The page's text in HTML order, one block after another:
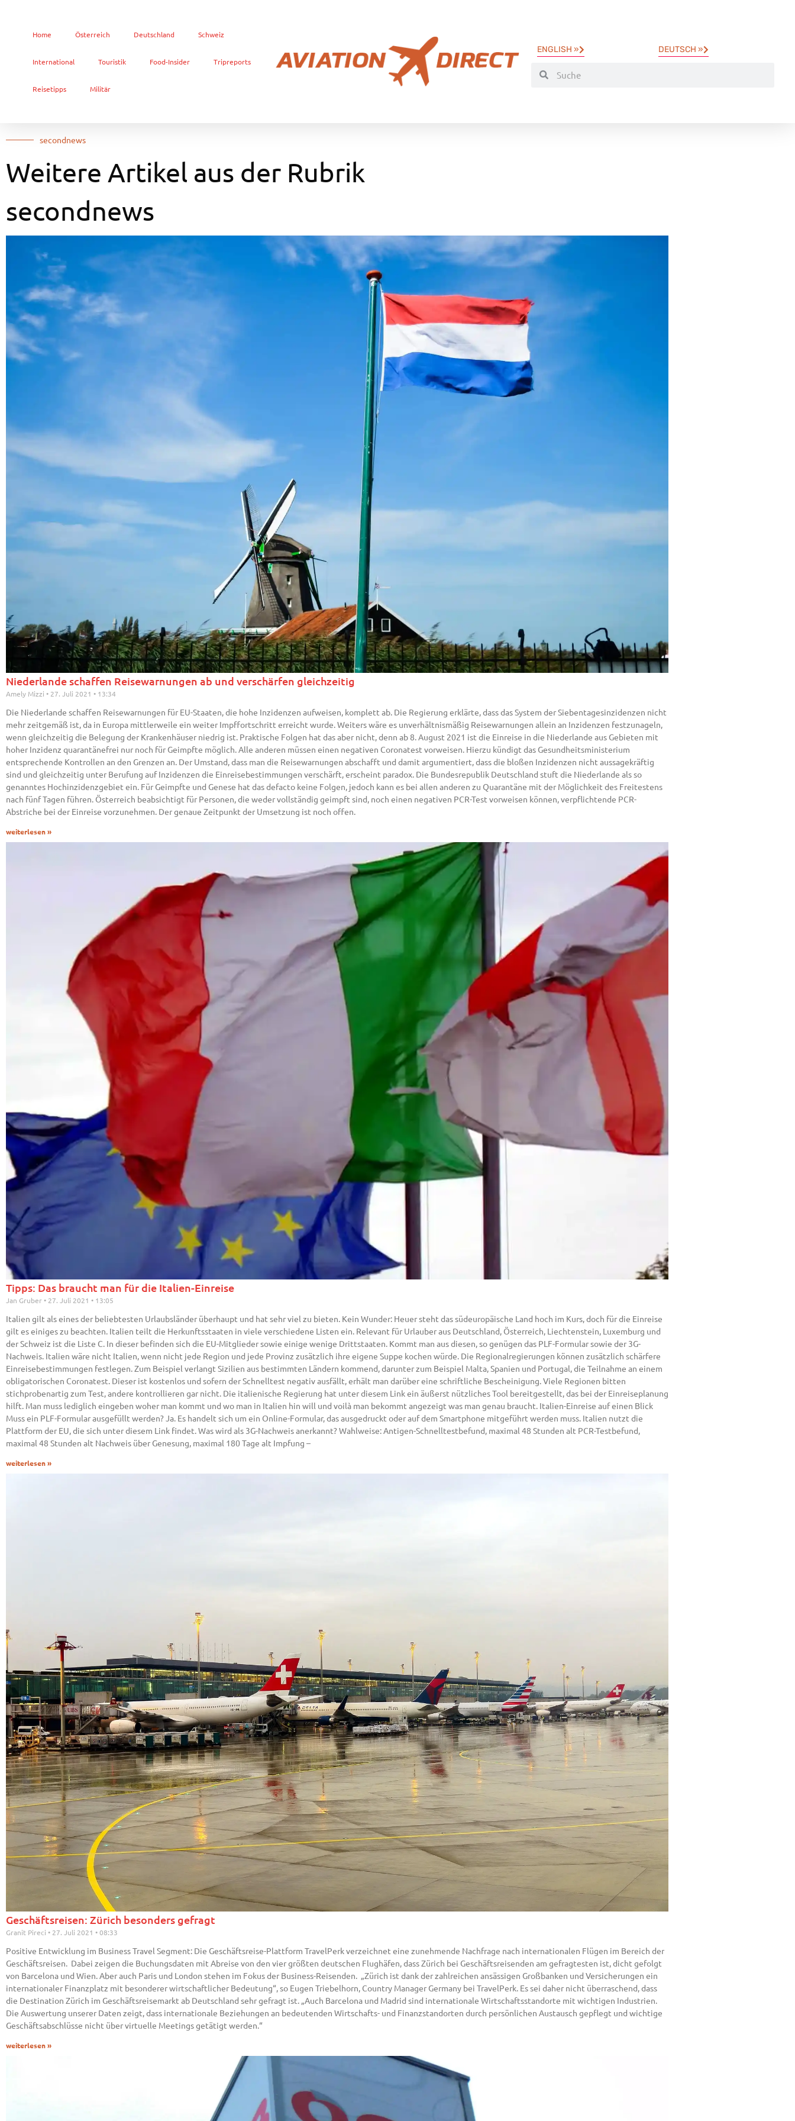
Home Österreich Deutschland Schweiz
International Touristik Food-Insider Tripreports
Reisetipps Militär
ENGLISH » DEUTSCH »
secondnews
Weitere Artikel aus der Rubrik
secondnews
Niederlande schaffen Reisewarnungen ab und verschärfen gleichzeitig
Amely Mizzi 27. Juli 2021 13:34
Die Niederlande schaffen Reisewarnungen für EU-Staaten, die hohe Inzidenzen aufweisen, komplett ab. Die Regierung erklärte, dass das System der Siebentagesinzidenzen nicht
mehr zeitgemäß ist, da in Europa mittlerweile ein weiter Impffortschritt erreicht wurde. Weiters wäre es unverhältnismäßig Reisewarnungen allein an Inzidenzen festzunageln,
wenn gleichzeitig die Belegung der Krankenhäuser niedrig ist. Praktische Folgen hat das aber nicht, denn ab 8. August 2021 ist die Einreise in die Niederlande aus Gebieten mit
hoher Inzidenz quarantänefrei nur noch für Geimpfte möglich. Alle anderen müssen einen negativen Coronatest vorweisen. Hierzu kündigt das Gesundheitsministerium
entsprechende Kontrollen an den Grenzen an. Der Umstand, dass man die Reisewarnungen abschafft und damit argumentiert, dass die bloßen Inzidenzen nicht aussagekräftig
sind und gleichzeitig unter Berufung auf Inzidenzen die Einreisebestimmungen verschärft, erscheint paradox. Die Bundesrepublik Deutschland stuft die Niederlande als so
genanntes Hochinzidenzgebiet ein. Für Geimpfte und Genese hat das defacto keine Folgen, jedoch kann es bei allen anderen zu Quarantäne mit der Möglichkeit des Freitestens
nach fünf Tagen führen. Österreich beabsichtigt für Personen, die weder vollständig geimpft sind, noch einen negativen PCR-Test vorweisen können, verpflichtende PCR-
Abstriche bei der Einreise vorzunehmen. Der genaue Zeitpunkt der Umsetzung ist noch offen.
weiterlesen »
Tipps: Das braucht man für die Italien-Einreise
Jan Gruber 27. Juli 2021 13:05
Italien gilt als eines der beliebtesten Urlaubsländer überhaupt und hat sehr viel zu bieten. Kein Wunder: Heuer steht das südeuropäische Land hoch im Kurs, doch für die Einreise
gilt es einiges zu beachten. Italien teilt die Herkunftsstaaten in viele verschiedene Listen ein. Relevant für Urlauber aus Deutschland, Österreich, Liechtenstein, Luxemburg und
der Schweiz ist die Liste C. In dieser befinden sich die EU-Mitglieder sowie einige wenige Drittstaaten. Kommt man aus diesen, so genügen das PLF-Formular sowie der 3G-
Nachweis. Italien wäre nicht Italien, wenn nicht jede Region und jede Provinz zusätzlich ihre eigene Suppe kochen würde. Die Regionalregierungen können zusätzlich schärfere
Einreisebestimmungen festlegen. Zum Beispiel verlangt Sizilien aus bestimmten Ländern kommend, darunter zum Beispiel Malta, Spanien und Portugal, die Teilnahme an einem
obligatorischen Coronatest. Dieser ist kostenlos und sofern der Schnelltest negativ ausfällt, erhält man darüber eine schriftliche Bescheinigung. Viele Regionen bitten
stichprobenartig zum Test, andere kontrollieren gar nicht. Die italienische Regierung hat unter diesem Link ein äußerst nützliches Tool bereitgestellt, das bei der Einreiseplanung
hilft. Man muss lediglich eingeben woher man kommt und wo man in Italien hin will und voilà man bekommt angezeigt was man genau braucht. Italien-Einreise auf einen Blick
Muss ein PLF-Formular ausgefüllt werden? Ja. Es handelt sich um ein Online-Formular, das ausgedruckt oder auf dem Smartphone mitgeführt werden muss. Italien nutzt die
Plattform der EU, die sich unter diesem Link findet. Was wird als 3G-Nachweis anerkannt? Wahlweise: Antigen-Schnelltestbefund, maximal 48 Stunden alt PCR-Testbefund,
maximal 48 Stunden alt Nachweis über Genesung, maximal 180 Tage alt Impfung –
weiterlesen »
Geschäftsreisen: Zürich besonders gefragt
Granit Pireci 27. Juli 2021 08:33
Positive Entwicklung im Business Travel Segment: Die Geschäftsreise-Plattform TravelPerk verzeichnet eine zunehmende Nachfrage nach internationalen Flügen im Bereich der
Geschäftsreisen. Dabei zeigen die Buchungsdaten mit Abreise von den vier größten deutschen Flughäfen, dass Zürich bei Geschäftsreisenden am gefragtesten ist, dicht gefolgt
von Barcelona und Wien. Aber auch Paris und London stehen im Fokus der Business-Reisenden. „Zürich ist dank der zahlreichen ansässigen Großbanken und Versicherungen ein
internationaler Finanzplatz mit besonderer wirtschaftlicher Bedeutung“, so Eugen Triebelhorn, Country Manager Germany bei TravelPerk. Es sei daher nicht überraschend, dass
die Destination Zürich im Geschäftsreisemarkt ab Deutschland sehr gefragt ist. „Auch Barcelona und Madrid sind internationale Wirtschaftsstandorte mit wichtigen Industrien.
Die Auswertung unserer Daten zeigt, dass internationale Beziehungen an bedeutenden Wirtschafts- und Finanzstandorten durch persönlichen Austausch gepflegt und wichtige
Geschäftsabschlüsse nicht über virtuelle Meetings getätigt werden.“
weiterlesen »